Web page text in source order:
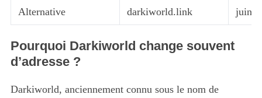
Alternative darkiworld.link juin
Pourquoi Darkiworld change souvent
d’adresse ?
Darkiworld, anciennement connu sous le nom de